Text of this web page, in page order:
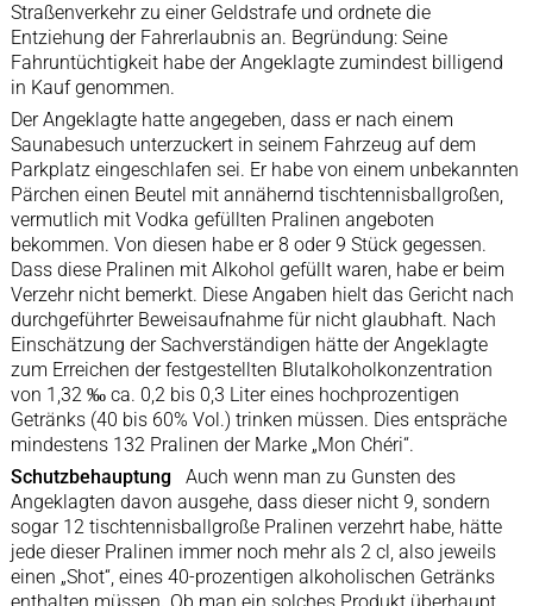
Straßenverkehr zu einer Geldstrafe und ordnete die
Entziehung der Fahrerlaubnis an. Begründung: Seine
Fahruntüchtigkeit habe der Angeklagte zumindest billigend
in Kauf genommen.
Der Angeklagte hatte angegeben, dass er nach einem
Saunabesuch unterzuckert in seinem Fahrzeug auf dem
Parkplatz eingeschlafen sei. Er habe von einem unbekannten
Pärchen einen Beutel mit annähernd tischtennisballgroßen,
vermutlich mit Vodka gefüllten Pralinen angeboten
bekommen. Von diesen habe er 8 oder 9 Stück gegessen.
Dass diese Pralinen mit Alkohol gefüllt waren, habe er beim
Verzehr nicht bemerkt. Diese Angaben hielt das Gericht nach
durchgeführter Beweisaufnahme für nicht glaubhaft. Nach
Einschätzung der Sachverständigen hätte der Angeklagte
zum Erreichen der festgestellten Blutalkoholkonzentration
von 1,32 ‰ ca. 0,2 bis 0,3 Liter eines hochprozentigen
Getränks (40 bis 60% Vol.) trinken müssen. Dies entspräche
mindestens 132 Pralinen der Marke „Mon Chéri“.
Schutzbehauptung
Auch wenn man zu Gunsten des
Angeklagten davon ausgehe, dass dieser nicht 9, sondern
sogar 12 tischtennisballgroße Pralinen verzehrt habe, hätte
jede dieser Pralinen immer noch mehr als 2 cl, also jeweils
einen „Shot“, eines 40-prozentigen alkoholischen Getränks